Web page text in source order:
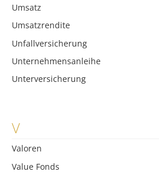
Umsatz
Umsatzrendite
Unfallversicherung
Unternehmensanleihe
Unterversicherung
V
Valoren
Value Fonds